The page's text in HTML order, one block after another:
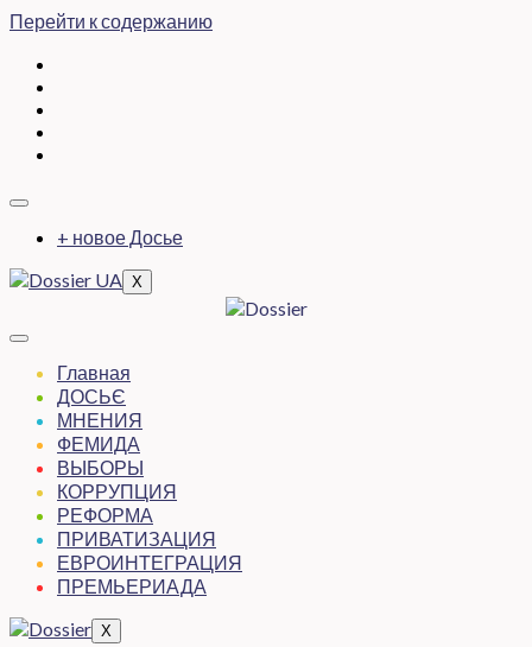
Перейти к содержанию
+ новое Досье
X
Главная
ДОСЬЄ
МНЕНИЯ
ФЕМИДА
ВЫБОРЫ
КОРРУПЦИЯ
РЕФОРМА
ПРИВАТИЗАЦИЯ
ЕВРОИНТЕГРАЦИЯ
ПРЕМЬЕРИАДА
X